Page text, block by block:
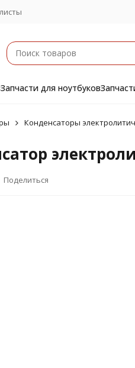
Запчасти для ноутбуков
Конденсаторы
Поделиться